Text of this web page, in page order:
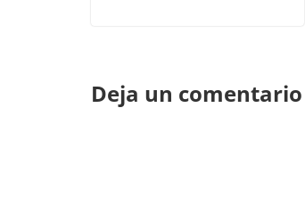
Deja un comentario